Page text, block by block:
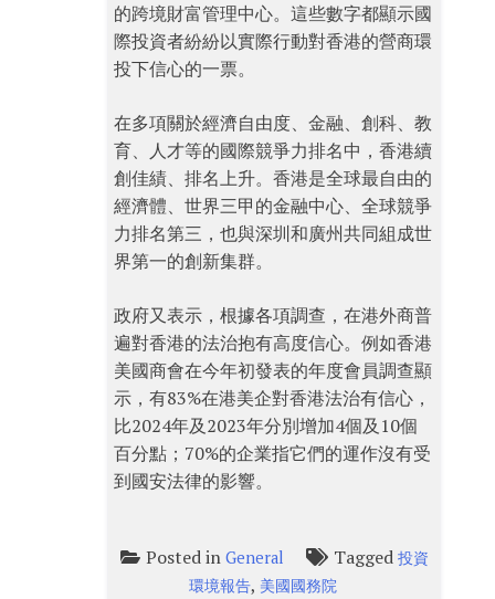
的跨境財富管理中心。這些數字都顯示國
際投資者紛紛以實際行動對香港的營商環
投下信心的一票。
在多項關於經濟自由度、金融、創科、教
育、人才等的國際競爭力排名中，香港續
創佳績、排名上升。香港是全球最自由的
經濟體、世界三甲的金融中心、全球競爭
力排名第三，也與深圳和廣州共同組成世
界第一的創新集群。
政府又表示，根據各項調查，在港外商普
遍對香港的法治抱有高度信心。例如香港
美國商會在今年初發表的年度會員調查顯
示，有83%在港美企對香港法治有信心，
比2024年及2023年分別增加4個及10個
百分點；70%的企業指它們的運作沒有受
到國安法律的影響。
Posted in General Tagged 投資
環境報告, 美國國務院